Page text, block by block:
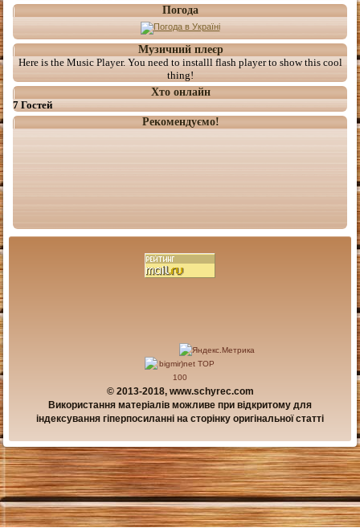
Погода
Музичний плеєр
Here is the Music Player. You need to installl flash player to show this cool
thing!
Хто онлайн
7 Гостей
Рекомендуємо!
© 2013-2018, www.schyrec.com
Використання матеріалів можливе при відкритому для
індексування гіперпосиланні на сторінку оригінальної статті